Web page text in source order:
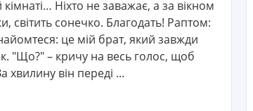
Ніхто не заважає, а за вікном
світить сонечко. Благодать! Раптом:
це мій брат, який завжди
"Що?" – кричу на весь голос, щоб
хвилину він переді ...